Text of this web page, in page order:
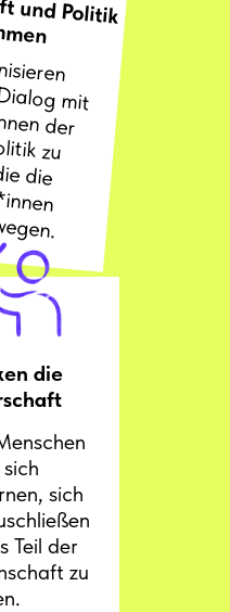
mit
der
zu
die
die
sich
Teil der
zu